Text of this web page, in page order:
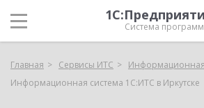
Система программ
Главная Сервисы ИТС
Информационная система 1С:ИТС в Иркутске